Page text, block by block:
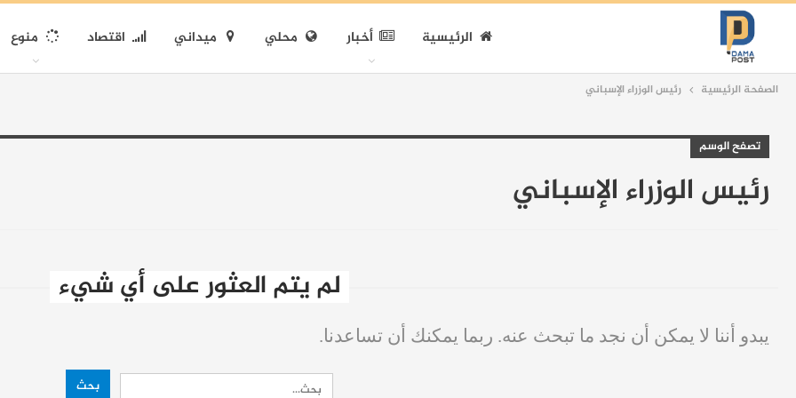
الرئيسية أخبار محلي ميداني اقتصاد منوع
الصفحة الرئيسية رئيس الوزراء الإسباني
تصفح الوسم
رئيس الوزراء الإسباني
لم يتم العثور على أي شيء
يبدو أننا لا يمكن أن نجد ما تبحث عنه. ربما يمكنك أن تساعدنا.